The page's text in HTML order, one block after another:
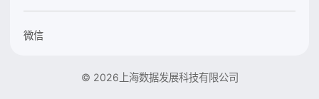
微信
© 2026上海数据发展科技有限公司